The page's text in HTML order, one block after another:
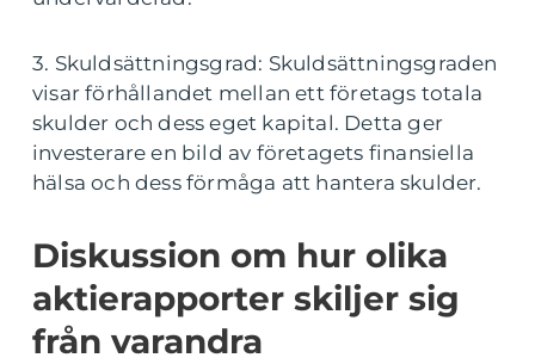
3. Skuldsättningsgrad: Skuldsättningsgraden
visar förhållandet mellan ett företags totala
skulder och dess eget kapital. Detta ger
investerare en bild av företagets finansiella
hälsa och dess förmåga att hantera skulder.
Diskussion om hur olika
aktierapporter skiljer sig
från varandra